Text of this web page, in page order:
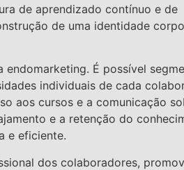
de aprendizado contínuo e de
de uma identidade
É possível
individuais de cada
aos cursos e a comunicação
e a retenção do
e eficiente.
dos colaboradores,